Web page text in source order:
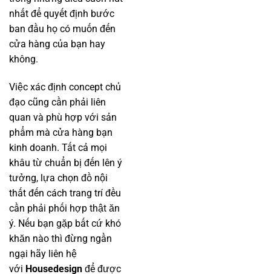
nhất để quyết định bước
ban đầu họ có muốn đến
cửa hàng của bạn hay
không.
Việc xác định concept chủ
đạo cũng cần phải liên
quan và phù hợp với sản
phẩm mà cửa hàng bạn
kinh doanh. Tất cả mọi
khâu từ chuẩn bị đến lên ý
tưởng, lựa chọn đồ nội
thất đến cách trang trí đều
cần phải phối hợp thật ăn
ý. Nếu bạn gặp bất cứ khó
khăn nào thì đừng ngần
ngại hãy liên hệ
với Housedesign để được